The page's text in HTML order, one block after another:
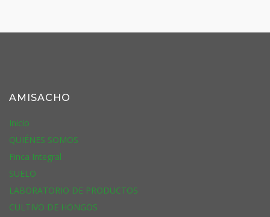
AMISACHO
Inicio
QUIÉNES SOMOS
Finca Integral
SUELO
LABORATORIO DE PRODUCTOS
CULTIVO DE HONGOS